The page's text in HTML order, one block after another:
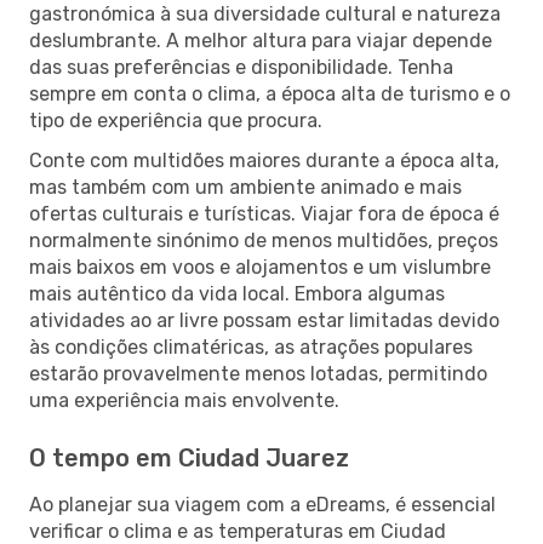
gastronómica à sua diversidade cultural e natureza
deslumbrante. A melhor altura para viajar depende
das suas preferências e disponibilidade. Tenha
sempre em conta o clima, a época alta de turismo e o
tipo de experiência que procura.
Conte com multidões maiores durante a época alta,
mas também com um ambiente animado e mais
ofertas culturais e turísticas. Viajar fora de época é
normalmente sinónimo de menos multidões, preços
mais baixos em voos e alojamentos e um vislumbre
mais autêntico da vida local. Embora algumas
atividades ao ar livre possam estar limitadas devido
às condições climatéricas, as atrações populares
estarão provavelmente menos lotadas, permitindo
uma experiência mais envolvente.
O tempo em Ciudad Juarez
Ao planejar sua viagem com a eDreams, é essencial
verificar o clima e as temperaturas em Ciudad